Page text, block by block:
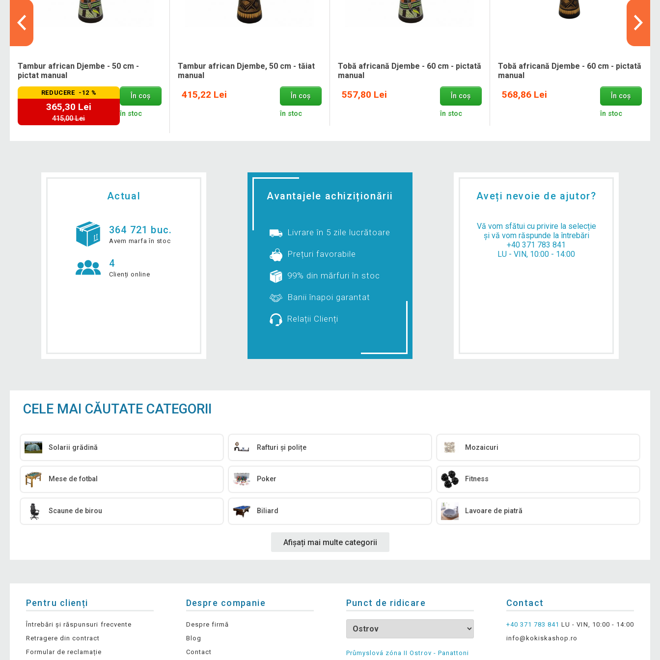
Tambur african Djembe - 50 cm -
pictat manual
REDUCERE -12 %
365,30 Lei
415,00 Lei
În coș
în stoc
Tambur african Djembe, 50 cm - tăiat
manual
415,22 Lei În coș
în stoc
Tobă africană Djembe - 60 cm - pictată
manual
557,80 Lei În coș
în stoc
Tobă africană Djembe - 60 cm - pictată
manual
568,86 Lei În coș
în stoc
Actual
364 721 buc.
Avem marfa în stoc
4
Clienți online
Avantajele achiziționării
Livrare în 5 zile lucrătoare
Prețuri favorabile
99% din mărfuri în stoc
Banii înapoi garantat
Relații Clienți
Aveți nevoie de ajutor?
Vă vom sfătui cu privire la selecție
și vă vom răspunde la întrebări
+40 371 783 841
LU - VIN, 10:00 - 14:00
CELE MAI CĂUTATE CATEGORII
Solarii grădină Rafturi și polițe Mozaicuri
Mese de fotbal Poker Fitness
Scaune de birou Biliard Lavoare de piatră
Afișați mai multe categorii
Pentru clienți
Întrebări și răspunsuri frecvente
Retragere din contract
Formular de reclamație
Despre companie
Despre firmă
Blog
Contact
Punct de ridicare
Průmyslová zóna II Ostrov - Panattoni
Contact
+40 371 783 841 LU - VIN, 10:00 - 14:00
info@kokiskashop.ro